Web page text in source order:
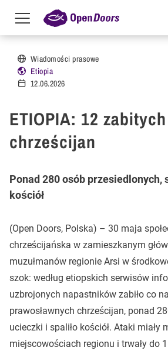
Przejdź do treści
Menu
toggle
Wiadomości prasowe
Etiopia
12.06.2026
ETIOPIA: 12 zabitych
chrześcijan
Ponad 280 osób przesiedlonych,
kościół
(Open Doors, Polska) – 30 maja
chrześcijańska w zamieszkanym
muzułmanów regionie Arsi w
szok: według etiopskich serwisów
uzbrojonych napastników zabiło co
prawosławnych chrześcijan, ponad
ucieczki i spaliło kościół. Ataki miały
miejscowościach regionu i trwały do